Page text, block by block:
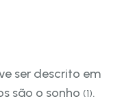
ser descrito em
são o sonho (1).